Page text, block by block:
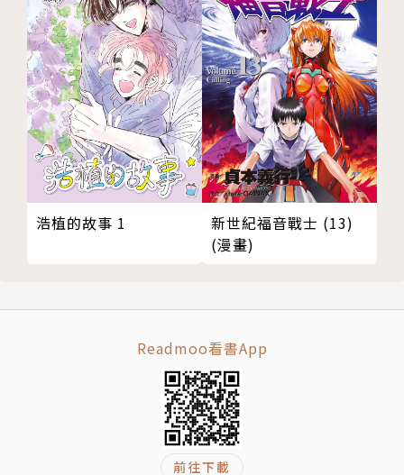
浩植的故事 1
新世紀福音戰士 (13)
(漫畫)
Readmoo看書App
前往下載